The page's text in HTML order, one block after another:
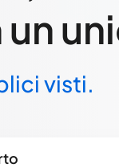
un
visti.